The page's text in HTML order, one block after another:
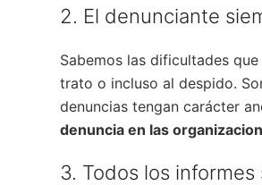
2. El denunciante
Sabemos las dificultades
trato o incluso al despido.
denuncias tengan carácter
denuncia en las
3. Todos los